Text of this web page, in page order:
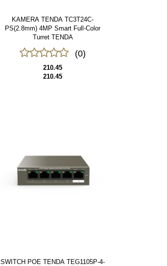
KAMERA TENDA TC3T24C-
PS(2.8mm) 4MP Smart Full-Color
Turret TENDA
(0)
210.45
210.45
SWITCH POE TENDA TEG1105P-4-